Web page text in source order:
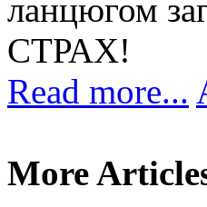
ланцюгом
СТРАХ!
Read more...
More